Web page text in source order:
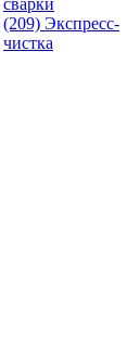
сварки
(209) Экспреcс-
чистка